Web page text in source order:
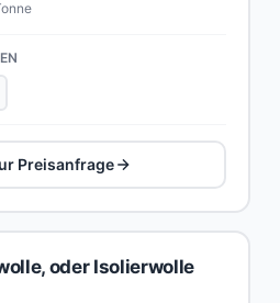
Preisanfrage
oder Isolierwolle